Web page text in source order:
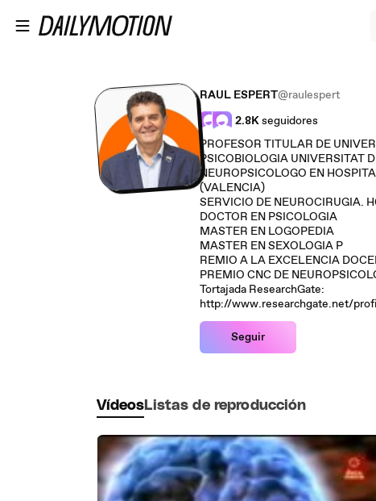
RAUL ESPERT@raulespert
2.8Kseguidores
PROFESOR TITULAR DE UNIVERSIDAD
PSICOBIOLOGIA UNIVERSITAT DE VALENCIA (ESPAÑA)
NEUROPSICOLOGO EN
(VALENCIA)
SERVICIO DE NEUROCIRUGIA.
DOCTOR EN PSICOLOGIA
MASTER EN LOGOPEDIA
MASTER EN SEXOLOGIA P
PREMIO CNC DE
Tortajada ResearchGate:
http://www.researchgate.net/
Seguir
Vídeos Listas de reproducción